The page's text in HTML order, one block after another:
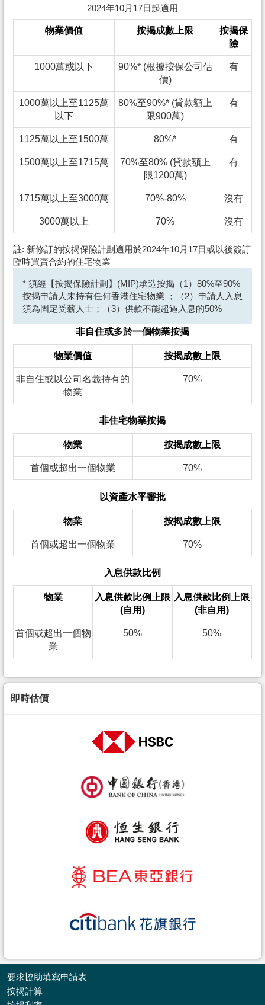
2024年10月17日起適用
物業價值 按揭成數上限
按揭保
險
1000萬或以下
90%* (根據按保公司估
價)
有
1000萬以上至1125萬
以下
80%至90%* (貸款額上
限900萬)
有
1125萬以上至1500萬 80%* 有
1500萬以上至1715萬
70%至80% (貸款額上
限1200萬)
有
1715萬以上至3000萬 70%-80% 沒有
3000萬以上 70% 沒有
註: 新修訂的按揭保險計劃適用於2024年10月17日或以後簽訂
臨時買賣合約的住宅物業
* 須經【按揭保險計劃】(MIP)承造按揭（1）80%至90%
按揭申請人未持有任何香港住宅物業 ；（2）申請人入息
須為固定受薪人士；（3）供款不能超過入息的50%
非自住或多於一個物業按揭
物業價值 按揭成數上限
非自住或以公司名義持有的
物業
70%
非住宅物業按揭
物業 按揭成數上限
首個或超出一個物業 70%
以資產水平審批
物業 按揭成數上限
首個或超出一個物業 70%
入息供款比例
物業
入息供款比例上限
(自用)
入息供款比例上限
(非自用)
首個或超出一個物
業
50% 50%
即時估價
要求協助填寫申請表
按揭計算